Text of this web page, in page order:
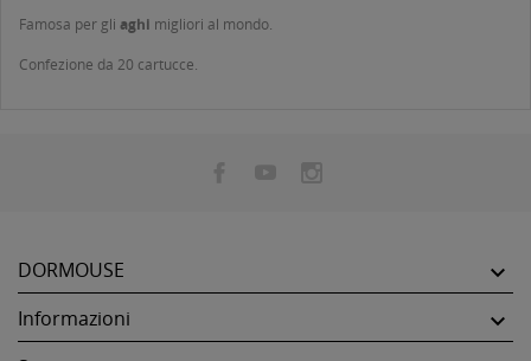
Famosa per gli aghi migliori al mondo.
Confezione da 20 cartucce.
DORMOUSE 
Informazioni 